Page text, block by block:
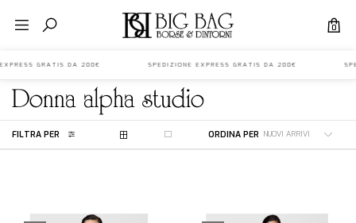
0
EXPRESS GRATIS DA 200€ SPEDIZIONE EXPRESS GRATIS DA 200€
donnaalpha studio
FILTRA PER ORDINA PER